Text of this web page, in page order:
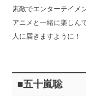
素敵でエンターテイメ
アニメと一緒に楽しん
人に届きますように！
■五十嵐聡